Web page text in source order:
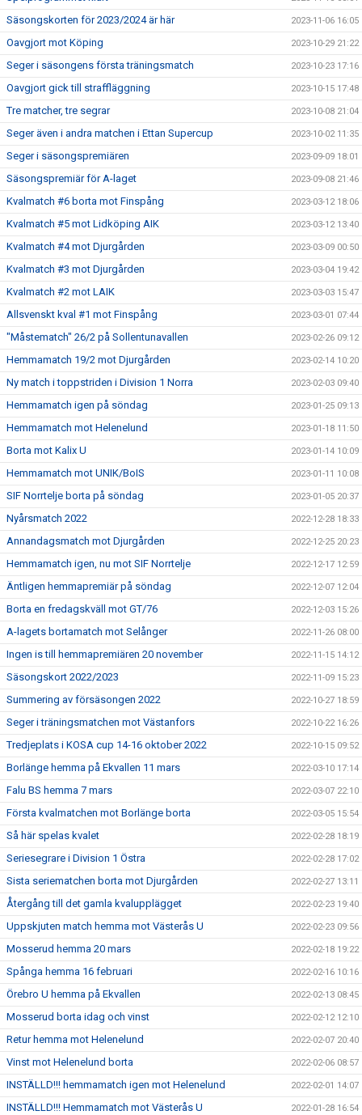
Säsongskorten för 2023/2024 är här 2023-11-06 16:05
Oavgjort mot Köping 2023-10-29 21:22
Seger i säsongens första träningsmatch 2023-10-23 17:16
Oavgjort gick till straffläggning 2023-10-15 17:48
Tre matcher, tre segrar 2023-10-08 21:04
Seger även i andra matchen i Ettan Supercup 2023-10-02 11:35
Seger i säsongspremiären 2023-09-09 18:01
Säsongspremiär för A-laget 2023-09-08 21:46
Kvalmatch #6 borta mot Finspång 2023-03-12 18:06
Kvalmatch #5 mot Lidköping AIK 2023-03-12 13:40
Kvalmatch #4 mot Djurgården 2023-03-09 00:50
Kvalmatch #3 mot Djurgården 2023-03-04 19:42
Kvalmatch #2 mot LAIK 2023-03-03 15:47
Allsvenskt kval #1 mot Finspång 2023-03-01 07:44
"Måstematch" 26/2 på Sollentunavallen 2023-02-26 09:12
Hemmamatch 19/2 mot Djurgården 2023-02-14 10:20
Ny match i toppstriden i Division 1 Norra 2023-02-03 09:40
Hemmamatch igen på söndag 2023-01-25 09:13
Hemmamatch mot Helenelund 2023-01-18 11:50
Borta mot Kalix U 2023-01-14 10:09
Hemmamatch mot UNIK/BoIS 2023-01-11 10:08
SIF Norrtelje borta på söndag 2023-01-05 20:37
Nyårsmatch 2022 2022-12-28 18:33
Annandagsmatch mot Djurgården 2022-12-25 20:23
Hemmamatch igen, nu mot SIF Norrtelje 2022-12-17 12:59
Äntligen hemmapremiär på söndag 2022-12-07 12:04
Borta en fredagskväll mot GT/76 2022-12-03 15:26
A-lagets bortamatch mot Selånger 2022-11-26 08:00
Ingen is till hemmapremiären 20 november 2022-11-15 14:12
Säsongskort 2022/2023 2022-11-09 15:23
Summering av försäsongen 2022 2022-10-27 18:59
Seger i träningsmatchen mot Västanfors 2022-10-22 16:26
Tredjeplats i KOSA cup 14-16 oktober 2022 2022-10-15 09:52
Borlänge hemma på Ekvallen 11 mars 2022-03-10 17:14
Falu BS hemma 7 mars 2022-03-07 22:10
Första kvalmatchen mot Borlänge borta 2022-03-05 15:54
Så här spelas kvalet 2022-02-28 18:19
Seriesegrare i Division 1 Östra 2022-02-28 17:02
Sista seriematchen borta mot Djurgården 2022-02-27 13:11
Återgång till det gamla kvalupplägget 2022-02-23 19:40
Uppskjuten match hemma mot Västerås U 2022-02-23 09:56
Mosserud hemma 20 mars 2022-02-18 19:22
Spånga hemma 16 februari 2022-02-16 10:16
Örebro U hemma på Ekvallen 2022-02-13 08:45
Mosserud borta idag och vinst 2022-02-12 12:10
Retur hemma mot Helenelund 2022-02-07 20:40
Vinst mot Helenelund borta 2022-02-06 08:57
INSTÄLLD!!! hemmamatch igen mot Helenelund 2022-02-01 14:07
INSTÄLLD!!! Hemmamatch mot Västerås U 2022-01-28 16:54